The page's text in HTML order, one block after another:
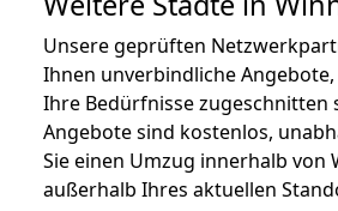
Unsere geprüften
Ihnen unverbindliche
Ihre Bedürfnisse zugeschnitten
Angebote sind kostenlos,
Sie einen Umzug innerhalb von
außerhalb Ihres aktuellen